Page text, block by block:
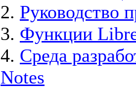
2. Руководство
3. Функции
4. Среда
Notes